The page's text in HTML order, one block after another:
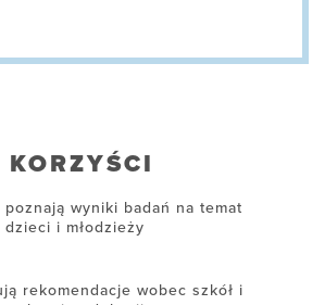
KORZYŚCI
wyniki badań na temat
i młodzieży
rekomendacje wobec szkół i